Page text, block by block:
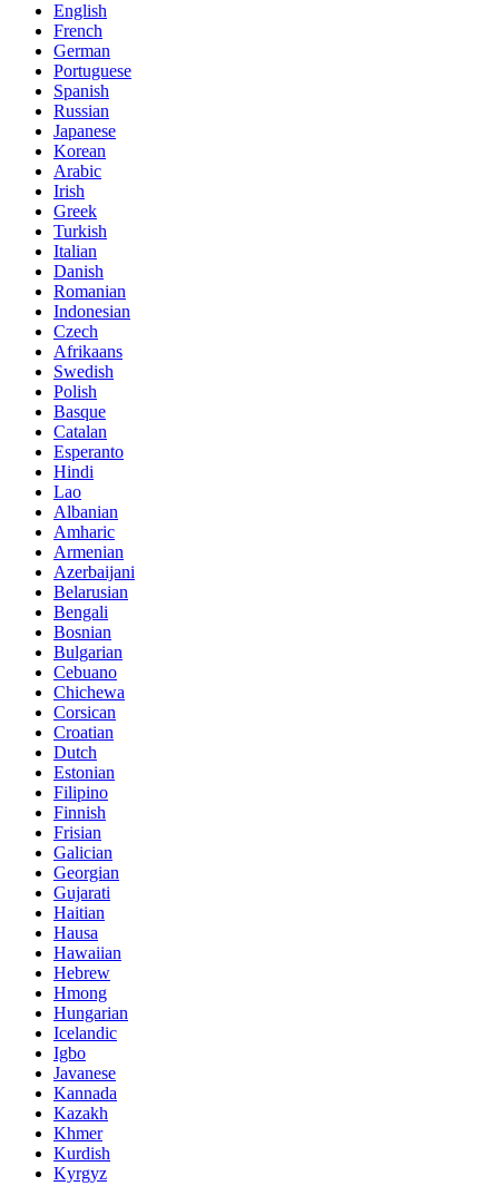
English
French
German
Portuguese
Spanish
Russian
Japanese
Korean
Arabic
Irish
Greek
Turkish
Italian
Danish
Romanian
Indonesian
Czech
Afrikaans
Swedish
Polish
Basque
Catalan
Esperanto
Hindi
Lao
Albanian
Amharic
Armenian
Azerbaijani
Belarusian
Bengali
Bosnian
Bulgarian
Cebuano
Chichewa
Corsican
Croatian
Dutch
Estonian
Filipino
Finnish
Frisian
Galician
Georgian
Gujarati
Haitian
Hausa
Hawaiian
Hebrew
Hmong
Hungarian
Icelandic
Igbo
Javanese
Kannada
Kazakh
Khmer
Kurdish
Kyrgyz